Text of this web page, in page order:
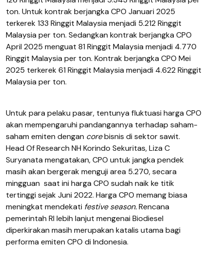
ton. Untuk kontrak berjangka CPO Januari 2025
terkerek 133 Ringgit Malaysia menjadi 5.212 Ringgit
Malaysia per ton. Sedangkan kontrak berjangka CPO
April 2025 menguat 81 Ringgit Malaysia menjadi 4.770
Ringgit Malaysia per ton. Kontrak berjangka CPO Mei
2025 terkerek 61 Ringgit Malaysia menjadi 4.622 Ringgit
Malaysia per ton.
Untuk para pelaku pasar, tentunya fluktuasi harga CPO
akan mempengaruhi pandangannya terhadap saham-
saham emiten dengan corebisnis di sektor sawit.
Head Of Research NH Korindo Sekuritas, Liza C
Suryanata mengatakan, CPO untuk jangka pendek
masih akan bergerak menguji area 5.270, secara
mingguan saat ini harga CPO sudah naik ke titik
tertinggi sejak Juni 2022. Harga CPO memang biasa
meningkat mendekati festive season.Rencana
pemerintah RI lebih lanjut mengenai Biodiesel
diperkirakan masih merupakan katalis utama bagi
performa emiten CPO di Indonesia.